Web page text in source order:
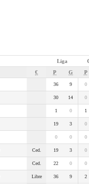
Liga
€ P G P
36 9 0
30 14 0
1 0 1
19 3 0
0 0 0
Ced. 19 3 0
Ced. 22 0 0
Libre 36 9 2